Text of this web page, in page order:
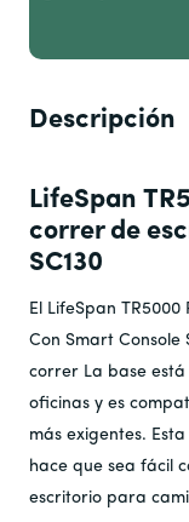
Regiones:1
tiempo y
confiabilidad de
EnLifeSpan
fitness. Nos
compromiso y
bienestar. Nuestra
acompañarte en
proceso de
Si desea comprar
de precios
complete el
Descripción
LifeSpan
correr de
SC130
El LifeSpan TR5000
Con Smart Console
correr La base
oficinas y es
más exigentes.
hace que sea fácil
escritorio para